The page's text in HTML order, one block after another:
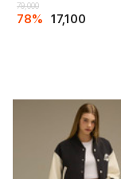
79,000
78% 17,100